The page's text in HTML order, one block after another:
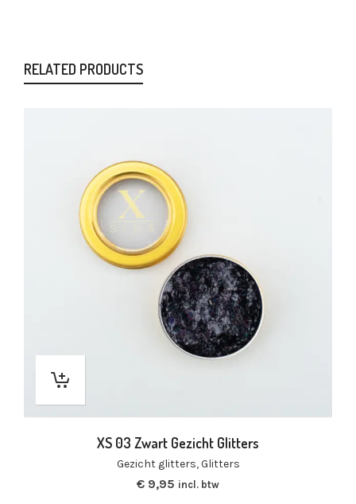
RELATED PRODUCTS
XS 03 Zwart Gezicht Glitters
Gezicht glitters,Glitters
€ 9,95 incl. btw